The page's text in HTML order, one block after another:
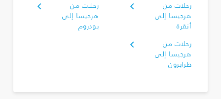
رحلات من
هرجيسا إلى
أنقرة
رحلات من
هرجيسا إلى
بودروم
رحلات من
هرجيسا إلى
طرابزون